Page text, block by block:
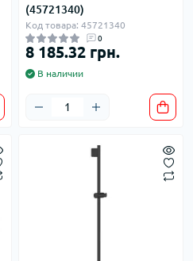
(45721340)
Код товара: 45721340
0
8 185.32 грн.
В наличии